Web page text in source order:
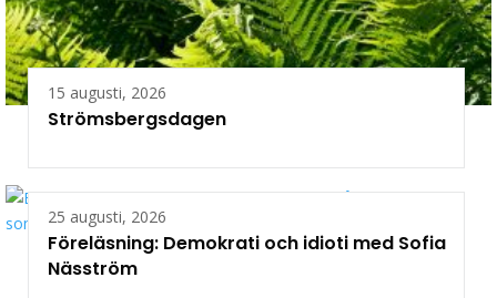
15 augusti, 2026
Strömsbergsdagen
25 augusti, 2026
Föreläsning: Demokrati och idioti med Sofia
Näsström